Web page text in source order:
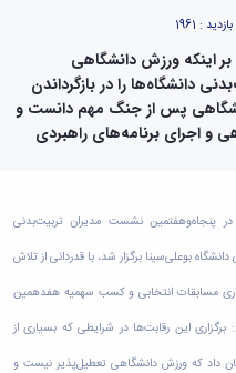
: 1961
اینکه ورزش دانشگاهی
دانشگاه‌ها را در بازگرداندن
پس از جنگ مهم دانست و
و اجرای برنامه‌های راهبردی
پنجاه‌وهفتمین نشست مدیران تربیت‌بدنی
بوعلی‌سینا برگزار شد، با قدردانی از تلاش
مسابقات انتخابی و کسب سهمیه هفدهمین
این رقابت‌ها در شرایطی که بسیاری از
داد که ورزش دانشگاهی تعطیل‌پذیر نیست و